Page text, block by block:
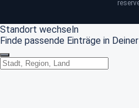
Standort wechseln
Finde passende Einträge in
Standort wechseln